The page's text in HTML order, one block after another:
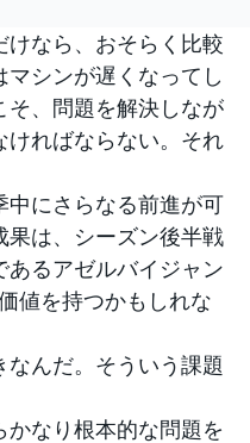
けなら、おそらく比較
シンが遅くなってし
そ、問題を解決しなが
ければならない。それ
にさらなる前進が可
果は、シーズン後半戦
るアゼルバイジャン
値を持つかもしれな
なんだ。そういう課題
かなり根本的な問題を